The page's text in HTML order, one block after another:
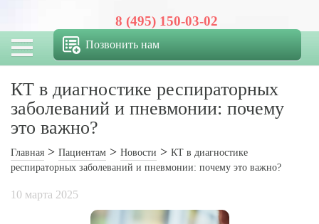
8 (495) 150-03-02
Позвонить нам
КТ в диагностике респираторных
заболеваний и пневмонии: почему
это важно?
Главная Пациентам Новости
КТ в диагностике
респираторных заболеваний и пневмонии: почему это важно?
10 марта 2025